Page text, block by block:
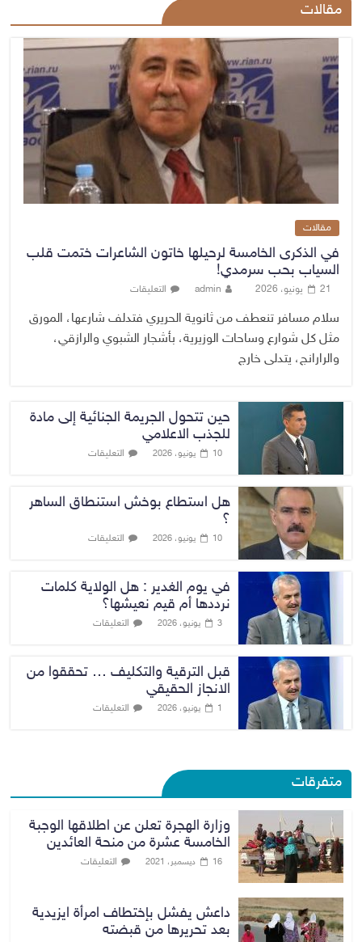
مقالات
مقالات
في الذكرى الخامسة لرحيلها خاتون الشاعرات ختمت قلب
السياب بحب سرمدي!
21 يونيو، 2026 admin التعليقات
سلام مسافر تنعطف من ثانوية الحريري فتدلف شارعها، المورق
مثل كل شوارع وساحات الوزيرية، بأشجار الشبوي والرازقي،
والرارانج، يتدلى خارج
حين تتحول الجريمة الجنائية إلى مادة
للجذب الاعلامي
10 يونيو، 2026 التعليقات
هل استطاع بوخش استنطاق الساهر
؟
10 يونيو، 2026 التعليقات
في يوم الغدير : هل الولاية كلمات
نرددها أم قيم نعيشها؟
3 يونيو، 2026 التعليقات
قبل الترقية والتكليف … تحققوا من
الانجاز الحقيقي
1 يونيو، 2026 التعليقات
متفرقات
وزارة الهجرة تعلن عن اطلاقها الوجبة
الخامسة عشرة من منحة العائدين
16 ديسمبر، 2021 التعليقات
داعش يفشل بإختطاف امرأة ايزيدية
بعد تحريرها من قبضته